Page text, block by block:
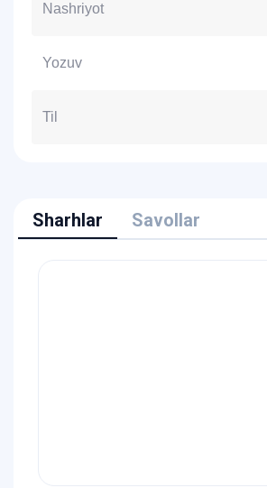
Nashriyot
Yozuv
Til
Sharhlar Savollar